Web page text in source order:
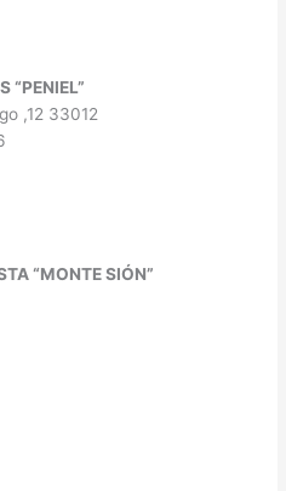
“PENIEL”
,12 33012
“MONTE SIÓN”